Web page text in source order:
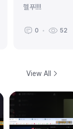
헬푸!!!!
0 52
View All